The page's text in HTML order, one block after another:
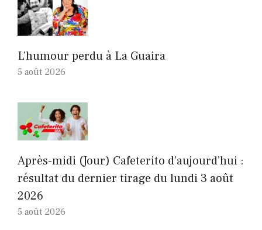
L’humour perdu à La Guaira
5 août 2026
Après-midi (Jour) Cafeterito d’aujourd’hui :
résultat du dernier tirage du lundi 3 août
2026
5 août 2026